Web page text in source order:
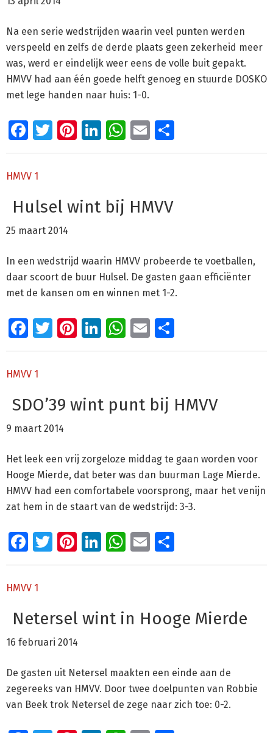
Na een serie wedstrijden waarin veel punten werden
verspeeld en zelfs de derde plaats geen zekerheid meer
was, werd er eindelijk weer eens de volle buit gepakt.
HMVV had aan één goede helft genoeg en stuurde DOSKO
met lege handen naar huis: 1-0.
Facebook
Twitter
Pinterest
LinkedIn
WhatsApp
Email
HMVV 1
Hulsel wint bij HMVV
25 maart 2014
In een wedstrijd waarin HMVV probeerde te voetballen,
daar scoort de buur Hulsel. De gasten gaan efficiënter
met de kansen om en winnen met 1-2.
Facebook
Twitter
Pinterest
LinkedIn
WhatsApp
Email
HMVV 1
SDO’39 wint punt bij HMVV
9 maart 2014
Het leek een vrij zorgeloze middag te gaan worden voor
Hooge Mierde, dat beter was dan buurman Lage Mierde.
HMVV had een comfortabele voorsprong, maar het venijn
zat hem in de staart van de wedstrijd: 3-3.
Facebook
Twitter
Pinterest
LinkedIn
WhatsApp
Email
HMVV 1
Netersel wint in Hooge Mierde
16 februari 2014
De gasten uit Netersel maakten een einde aan de
zegereeks van HMVV. Door twee doelpunten van Robbie
van Beek trok Netersel de zege naar zich toe: 0-2.